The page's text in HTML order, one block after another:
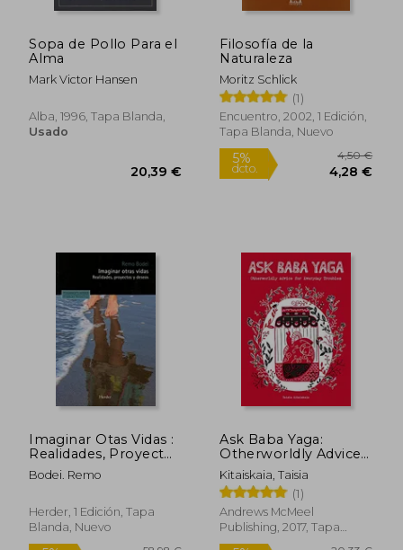
Sopa de Pollo Para el
Alma
Mark Victor Hansen
Alba, 1996, Tapa Blanda,
Usado
Filosofía de la
Naturaleza
Moritz Schlick
(1)
Encuentro, 2002, 1 Edición,
Tapa Blanda, Nuevo
Imaginar Otas Vidas :
Realidades, Proyectos
Y Deseos
Bodei. Remo
Herder, 1 Edición, Tapa
Blanda, Nuevo
Ask Baba Yaga:
Otherworldly Advice
for Everyday Troubles
(en Inglés)
Kitaiskaia, Taisia
(1)
Andrews McMeel
Publishing, 2017, Tapa
Blanda, Nuevo